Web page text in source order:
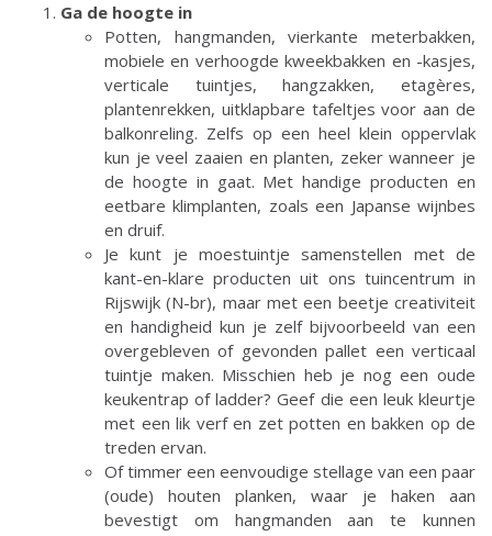
Ga de hoogte in
Potten, hangmanden, vierkante meterbakken,
mobiele en verhoogde kweekbakken en -kasjes,
verticale tuintjes, hangzakken, etagères,
plantenrekken, uitklapbare tafeltjes voor aan de
balkonreling. Zelfs op een heel klein oppervlak
kun je veel zaaien en planten, zeker wanneer je
de hoogte in gaat. Met handige producten en
eetbare klimplanten, zoals een Japanse wijnbes
en druif.
Je kunt je moestuintje samenstellen met de
kant-en-klare producten uit ons tuincentrum in
Rijswijk (N-br), maar met een beetje creativiteit
en handigheid kun je zelf bijvoorbeeld van een
overgebleven of gevonden pallet een verticaal
tuintje maken. Misschien heb je nog een oude
keukentrap of ladder? Geef die een leuk kleurtje
met een lik verf en zet potten en bakken op de
treden ervan.
Of timmer een eenvoudige stellage van een paar
(oude) houten planken, waar je haken aan
bevestigt om hangmanden aan te kunnen